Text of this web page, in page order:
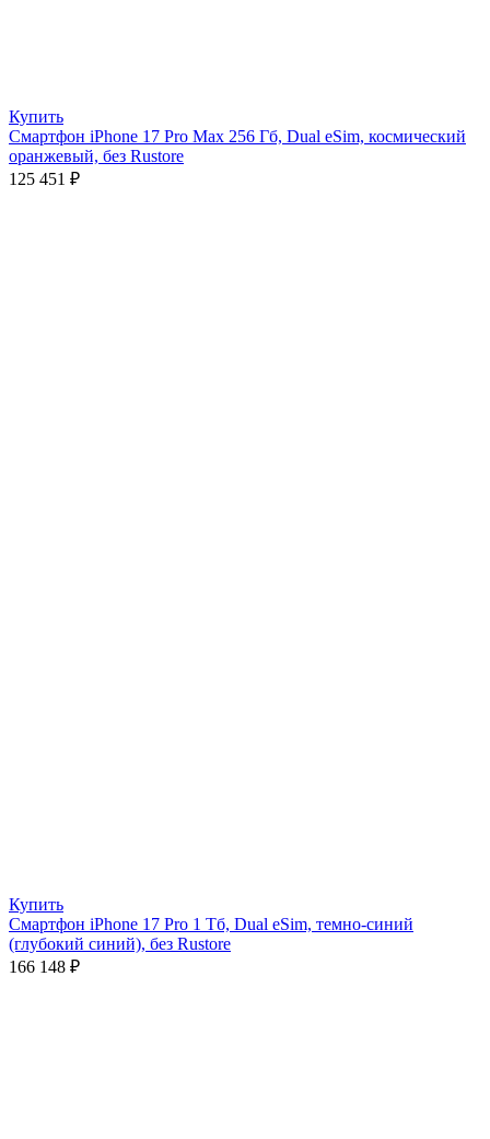
Купить
Смартфон iPhone 17 Pro Max 256 Гб, Dual eSim, космический
оранжевый, без Rustore
125 451 ₽
Купить
Смартфон iPhone 17 Pro 1 Тб, Dual eSim, темно-синий
(глубокий синий), без Rustore
166 148 ₽